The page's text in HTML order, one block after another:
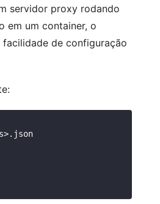
servidor proxy rodando
em um container, o
de configuração